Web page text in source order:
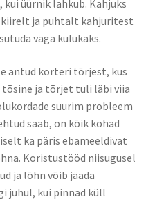
üürnik lahkub. Kahjuks
ja puhtalt kahjuritest
väga kulukaks.
antud korteri tõrjest, kus
tõsine ja tõrjet tuli läbi viia
suurim probleem
saab, on kõik kohad
ka päris ebameeldivat
Koristustööd niisugusel
ja lõhn võib jääda
juhul, kui pinnad küll